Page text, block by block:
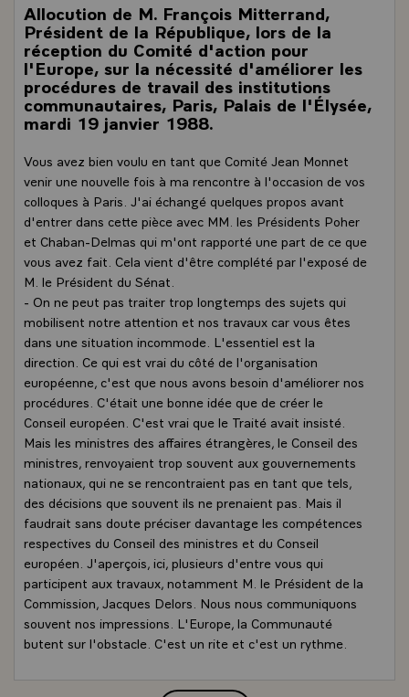
Allocution de M. François Mitterrand,
Président de la République, lors de la
réception du Comité d'action pour
l'Europe, sur la nécessité d'améliorer les
procédures de travail des institutions
communautaires, Paris, Palais de l'Élysée,
mardi 19 janvier 1988.
Vous avez bien voulu en tant que Comité Jean Monnet
venir une nouvelle fois à ma rencontre à l'occasion de vos
colloques à Paris. J'ai échangé quelques propos avant
d'entrer dans cette pièce avec MM. les Présidents Poher
et Chaban-Delmas qui m'ont rapporté une part de ce que
vous avez fait. Cela vient d'être complété par l'exposé de
M. le Président du Sénat.
- On ne peut pas traiter trop longtemps des sujets qui
mobilisent notre attention et nos travaux car vous êtes
dans une situation incommode. L'essentiel est la
direction. Ce qui est vrai du côté de l'organisation
européenne, c'est que nous avons besoin d'améliorer nos
procédures. C'était une bonne idée que de créer le
Conseil européen. C'est vrai que le Traité avait insisté.
Mais les ministres des affaires étrangères, le Conseil des
ministres, renvoyaient trop souvent aux gouvernements
nationaux, qui ne se rencontraient pas en tant que tels,
des décisions que souvent ils ne prenaient pas. Mais il
faudrait sans doute préciser davantage les compétences
respectives du Conseil des ministres et du Conseil
européen. J'aperçois, ici, plusieurs d'entre vous qui
participent aux travaux, notamment M. le Président de la
Commission, Jacques Delors. Nous nous communiquons
souvent nos impressions. L'Europe, la Communauté
butent sur l'obstacle. C'est un rite et c'est un rythme.